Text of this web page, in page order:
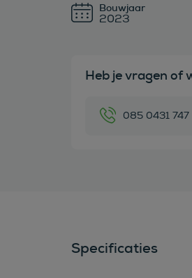
Bouwjaar
2023
Heb je vragen of
085 0431 747
Specificaties